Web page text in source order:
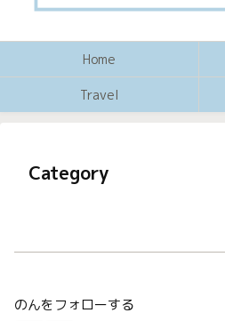
Home
Travel
Category
のんをフォローする